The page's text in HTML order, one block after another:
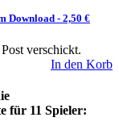
Download - 2,50 €
verschickt.
In den Korb
für 11 Spieler: